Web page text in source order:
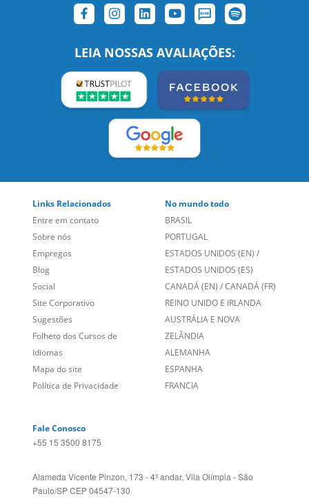
SIGA-NOS:
LEIA NOSSAS AVALIAÇÕES:
Links Relacionados
Entre em contato
Sobre nós
Empregos
Blog
Social
Site Corporativo
Sugestões
Folheto dos Cursos de
Idiomas
Mapa do site
No mundo todo
BRASIL
PORTUGAL
ESTADOS UNIDOS (EN)
ESTADOS UNIDOS (ES)
CANADÁ (EN) / CANADÁ (FR)
REINO UNIDO E IRLANDA
AUSTRÁLIA E NOVA
ZELÂNDIA
ALEMANHA
ESPANHA
Fale Conosco
Alameda Vicente Pinzon, 173 - 4º andar, Vila Olímpia - São